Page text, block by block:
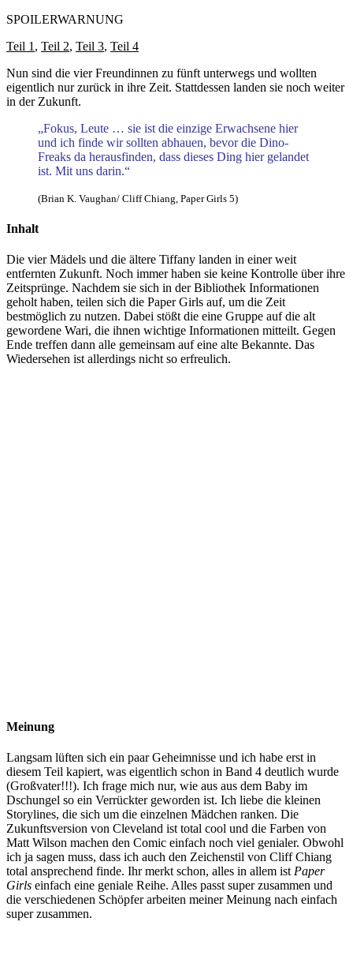
SPOILERWARNUNG
Teil 1 , Teil 2, Teil 3, Teil 4
Nun sind die vier Freundinnen zu fünft unterwegs und wollten
eigentlich nur zurück in ihre Zeit. Stattdessen landen sie noch weiter
in der Zukunft.
„Fokus, Leute … sie ist die einzige Erwachsene hier
und ich finde wir sollten abhauen, bevor die Dino-
Freaks da herausfinden, dass dieses Ding hier gelandet
ist. Mit uns darin.“
(Brian K. Vaughan/ Cliff Chiang, Paper Girls 5)
Inhalt
Die vier Mädels und die ältere Tiffany landen in einer weit
entfernten Zukunft. Noch immer haben sie keine Kontrolle über ihre
Zeitsprünge. Nachdem sie sich in der Bibliothek Informationen
geholt haben, teilen sich die Paper Girls auf, um die Zeit
bestmöglich zu nutzen. Dabei stößt die eine Gruppe auf die alt
gewordene Wari, die ihnen wichtige Informationen mitteilt. Gegen
Ende treffen dann alle gemeinsam auf eine alte Bekannte. Das
Wiedersehen ist allerdings nicht so erfreulich.
Meinung
Langsam lüften sich ein paar Geheimnisse und ich habe erst in
diesem Teil kapiert, was eigentlich schon in Band 4 deutlich wurde
(Großvater!!!). Ich frage mich nur, wie aus aus dem Baby im
Dschungel so ein Verrückter geworden ist. Ich liebe die kleinen
Storylines, die sich um die einzelnen Mädchen ranken. Die
Zukunftsversion von Cleveland ist total cool und die Farben von
Matt Wilson machen den Comic einfach noch viel genialer. Obwohl
ich ja sagen muss, dass ich auch den Zeichenstil von Cliff Chiang
total ansprechend finde. Ihr merkt schon, alles in allem ist Paper
Girls einfach eine geniale Reihe. Alles passt super zusammen und
die verschiedenen Schöpfer arbeiten meiner Meinung nach einfach
super zusammen.